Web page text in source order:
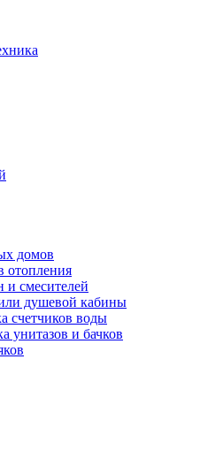
домов
отопления
и смесителей
душевой кабины
счетчиков воды
унитазов и бачков